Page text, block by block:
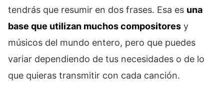
tendrás que resumir en dos frases. Esa es una
base que utilizan muchos compositores y
músicos del mundo entero, pero que puedes
variar dependiendo de tus necesidades o de lo
que quieras transmitir con cada canción.